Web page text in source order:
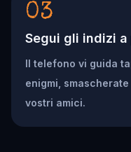
03
Segui gli indizi a
Il telefono vi guida
enigmi,
vostri amici.